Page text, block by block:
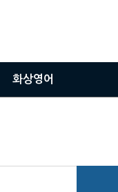
화상영어
서비스이용안내